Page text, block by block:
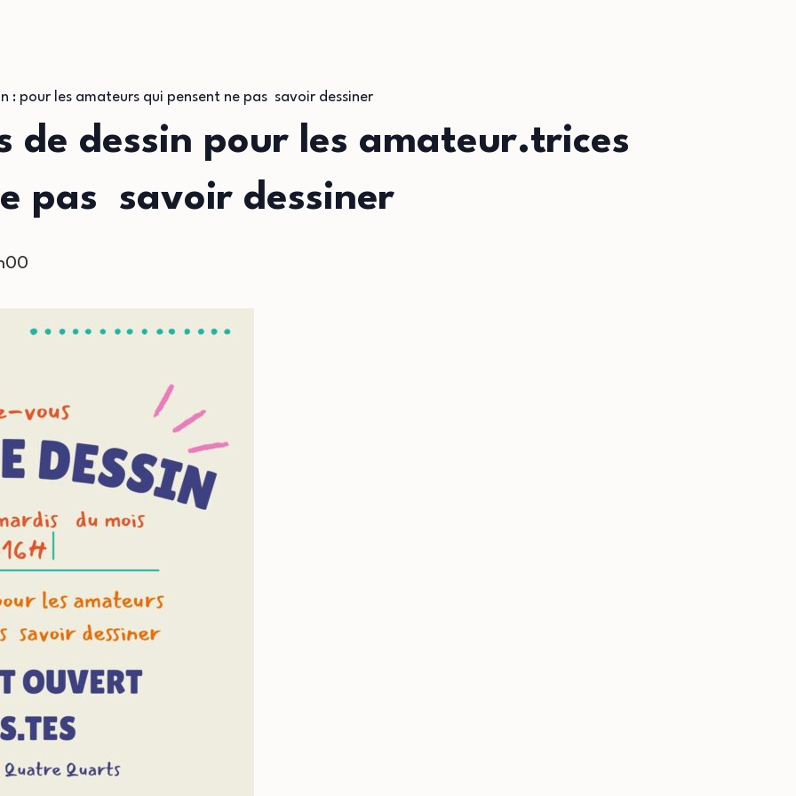
: pour les amateurs qui pensent ne pas savoir dessiner
de dessin pour les amateur.trices
pas savoir dessiner